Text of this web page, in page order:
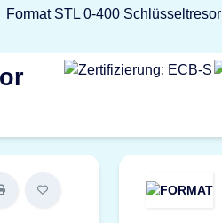
Format STL 0-400 Schlüsseltresor